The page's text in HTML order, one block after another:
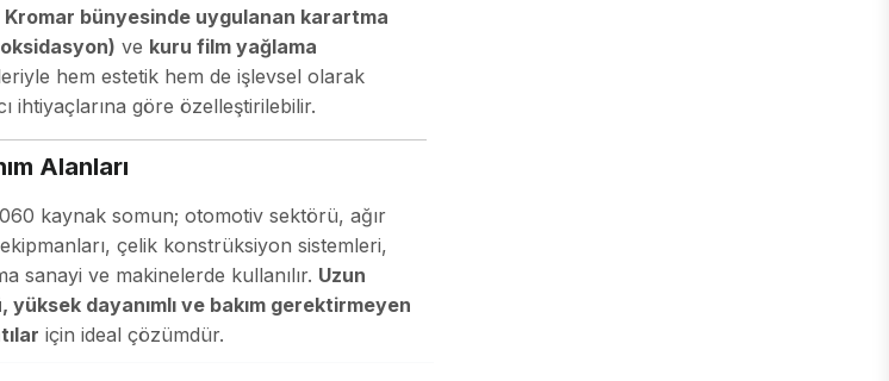
Kromar bünyesinde uygulanan karartma
ve kuru film yağlama
hem estetik hem de işlevsel olarak
ihtiyaçlarına göre özelleştirilebilir.
Alanları
kaynak somun; otomotiv sektörü, ağır
çelik konstrüksiyon sistemleri,
sanayi ve makinelerde kullanılır. Uzun
yüksek dayanımlı ve bakım gerektirmeyen
için ideal çözümdür.